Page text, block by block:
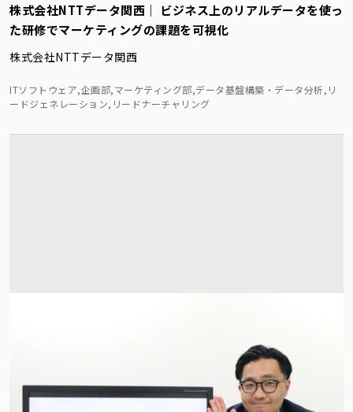
株式会社NTTデータ関西｜ ビジネス上のリアルデータを使っ
た研修でマーケティングの課題を可視化
株式会社NTTデータ関西
ITソフトウェア,企画部,マーケティング部,データ基盤構築・データ分析,リ
ードジェネレーション,リードナーチャリング